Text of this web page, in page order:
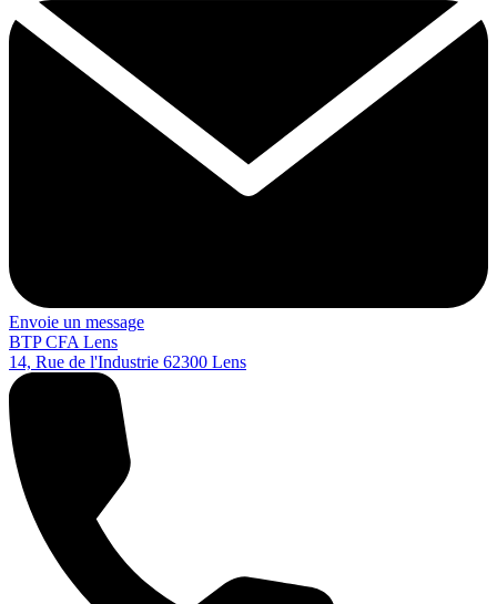
Envoie un message
BTP CFA Lens
14, Rue de l'Industrie 62300 Lens